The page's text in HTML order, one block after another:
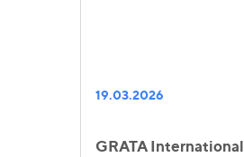
19.03.2026
GRATA International